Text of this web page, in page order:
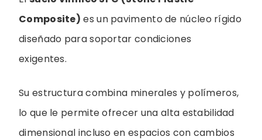
Composite) es un pavimento de núcleo rígido
diseñado para soportar condiciones
exigentes.
Su estructura combina minerales y polímeros,
lo que le permite ofrecer una alta estabilidad
dimensional incluso en espacios con cambios